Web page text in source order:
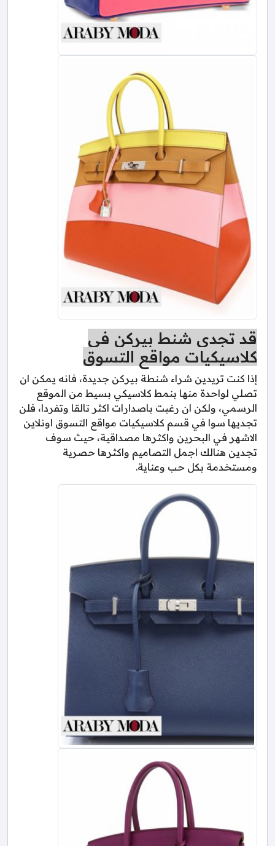
قد تجدي شنط بيركن في
كلاسيكيات مواقع التسوق
إذا كنت تريدين شراء شنطة بيركن جديدة، فانه يمكن ان
تصلي لواحدة منها بنمط كلاسيكي بسيط من الموقع
الرسمي، ولكن ان رغبت باصدارات اكثر تالقا وتفردا، فلن
تجديها سوا في قسم كلاسيكيات مواقع التسوق اونلاين
الاشهر في البحرين واكثرها مصداقية، حيث سوف
تجدين هنالك اجمل التصاميم واكثرها حصرية
ومستخدمة بكل حب وعناية.